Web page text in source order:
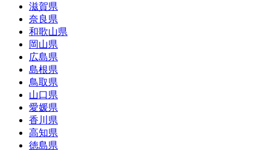
滋賀県
奈良県
和歌山県
岡山県
広島県
島根県
鳥取県
山口県
愛媛県
香川県
高知県
徳島県